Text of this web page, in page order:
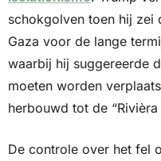
schokgolven toen hij zei
Gaza voor de lange
waarbij hij suggereerde
moeten worden
herbouwd tot de
De controle over het fel